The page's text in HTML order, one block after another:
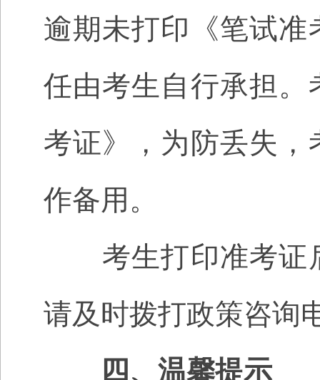
逾期未打印 《笔试准
任由考生自行承担
考证》，为防丢失
作备用。
考生打印准考证
请及时拨打政策咨询
四、 温馨提示